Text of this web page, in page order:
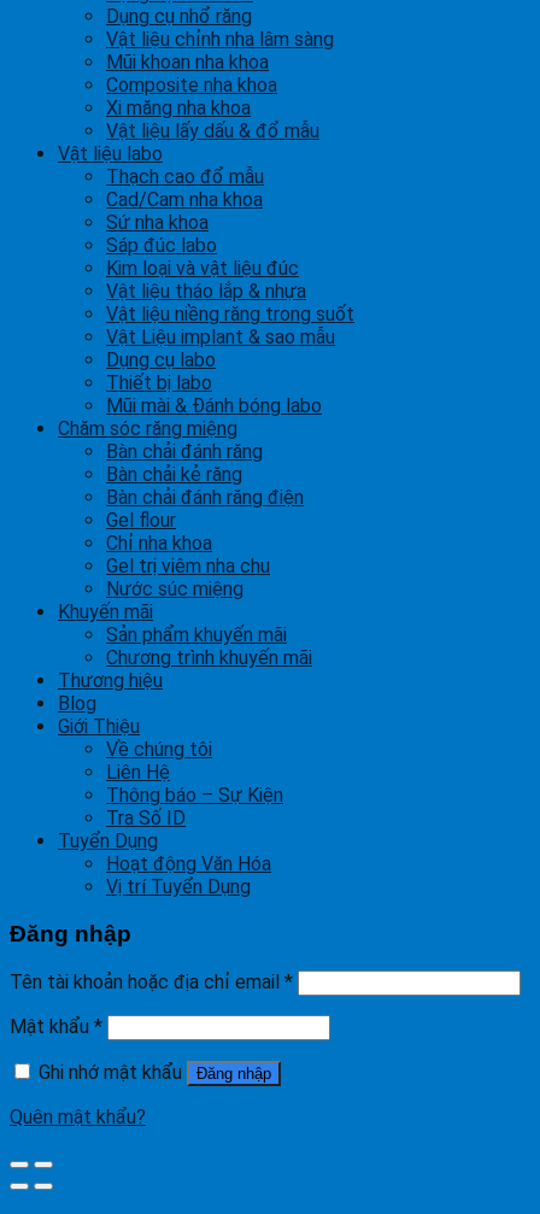
Dụng cụ nhổ răng
Vật liệu chỉnh nha lâm sàng
Mũi khoan nha khoa
Composite nha khoa
Xi măng nha khoa
Vật liệu lấy dấu & đổ mẫu
Vật liệu labo
Thạch cao đổ mẫu
Cad/Cam nha khoa
Sứ nha khoa
Sáp đúc labo
Kim loại và vật liệu đúc
Vật liệu tháo lắp & nhựa
Vật liệu niềng răng trong suốt
Vật Liệu implant & sao mẫu
Dụng cụ labo
Thiết bị labo
Mũi mài & Đánh bóng labo
Chăm sóc răng miệng
Bàn chải đánh răng
Bàn chải kẻ răng
Bàn chải đánh răng điện
Gel flour
Chỉ nha khoa
Gel trị viêm nha chu
Nước súc miệng
Khuyến mãi
Sản phẩm khuyến mãi
Chương trình khuyến mãi
Thương hiệu
Blog
Giới Thiệu
Về chúng tôi
Liên Hệ
Thông báo – Sự Kiện
Tra Số ID
Tuyển Dụng
Hoạt động Văn Hóa
Vị trí Tuyển Dụng
Đăng nhập
Tên tài khoản hoặc địa chỉ email *
Mật khẩu *
Ghi nhớ mật khẩu
Đăng nhập
Quên mật khẩu?